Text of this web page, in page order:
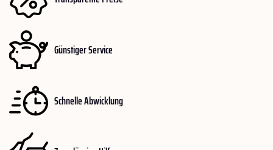
Günstiger Service
Schnelle Abwicklung